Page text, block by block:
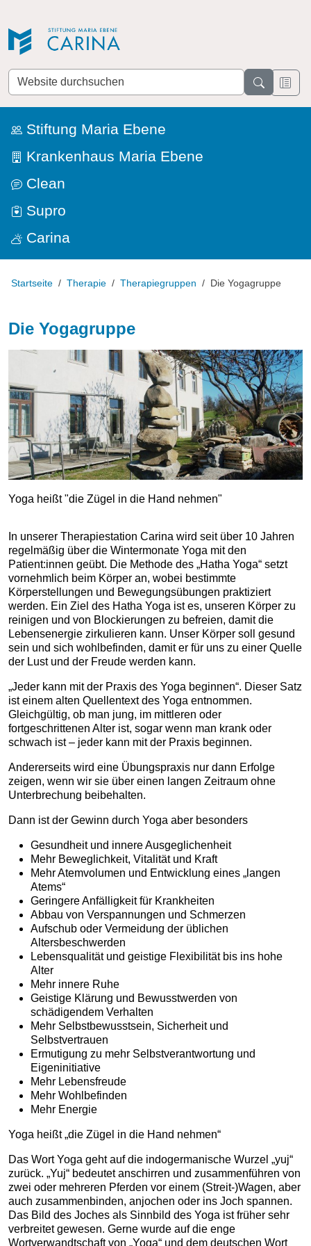
Website
durchsuchen
Stiftung Maria Ebene
Krankenhaus Maria Ebene
Clean
Supro
Carina
Startseite Therapie Therapiegruppen Die Yogagruppe
Die Yogagruppe
Yoga heißt "die Zügel in die Hand nehmen"
In unserer Therapiestation Carina wird seit über 10 Jahren
regelmäßig über die Wintermonate Yoga mit den
Patient:innen geübt. Die Methode des „Hatha Yoga“ setzt
vornehmlich beim Körper an, wobei bestimmte
Körperstellungen und Bewegungsübungen praktiziert
werden. Ein Ziel des Hatha Yoga ist es, unseren Körper zu
reinigen und von Blockierungen zu befreien, damit die
Lebensenergie zirkulieren kann. Unser Körper soll gesund
sein und sich wohlbefinden, damit er für uns zu einer Quelle
der Lust und der Freude werden kann.
„Jeder kann mit der Praxis des Yoga beginnen“. Dieser Satz
ist einem alten Quellentext des Yoga entnommen.
Gleichgültig, ob man jung, im mittleren oder
fortgeschrittenen Alter ist, sogar wenn man krank oder
schwach ist – jeder kann mit der Praxis beginnen.
Andererseits wird eine Übungspraxis nur dann Erfolge
zeigen, wenn wir sie über einen langen Zeitraum ohne
Unterbrechung beibehalten.
Dann ist der Gewinn durch Yoga aber besonders
Gesundheit und innere Ausgeglichenheit
Mehr Beweglichkeit, Vitalität und Kraft
Mehr Atemvolumen und Entwicklung eines „langen
Atems“
Geringere Anfälligkeit für Krankheiten
Abbau von Verspannungen und Schmerzen
Aufschub oder Vermeidung der üblichen
Altersbeschwerden
Lebensqualität und geistige Flexibilität bis ins hohe
Alter
Mehr innere Ruhe
Geistige Klärung und Bewusstwerden von
schädigendem Verhalten
Mehr Selbstbewusstsein, Sicherheit und
Selbstvertrauen
Ermutigung zu mehr Selbstverantwortung und
Eigeninitiative
Mehr Lebensfreude
Mehr Wohlbefinden
Mehr Energie
Yoga heißt „die Zügel in die Hand nehmen“
Das Wort Yoga geht auf die indogermanische Wurzel „yuj“
zurück. „Yuj“ bedeutet anschirren und zusammenführen von
zwei oder mehreren Pferden vor einem (Streit-)Wagen, aber
auch zusammenbinden, anjochen oder ins Joch spannen.
Das Bild des Joches als Sinnbild des Yoga ist früher sehr
verbreitet gewesen. Gerne wurde auf die enge
Wortverwandtschaft von „Yoga“ und dem deutschen Wort